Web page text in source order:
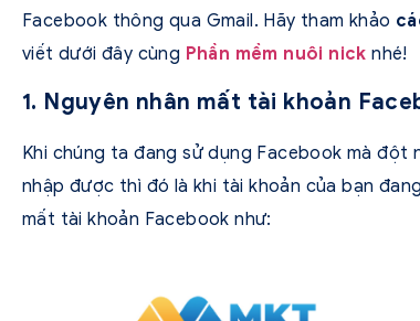
Facebook thông qua Gmail. Hãy tham khảo
viết dưới đây cùng Phần mềm nuôi nick nhé!
1. Nguyên nhân mất tài khoản
Khi chúng ta đang sử dụng Facebook mà
nhập được thì đó là khi tài khoản của bạn
mất tài khoản Facebook như: